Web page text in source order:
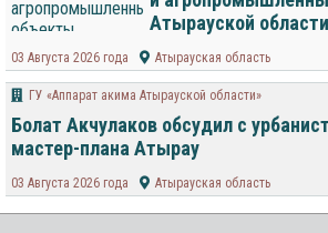
Атырауской области
03 Августа 2026 года Атырауская область
ГУ «Аппарат акима Атырауской области»
Болат Акчулаков обсудил с
мастер-плана Атырау
03 Августа 2026 года Атырауская область